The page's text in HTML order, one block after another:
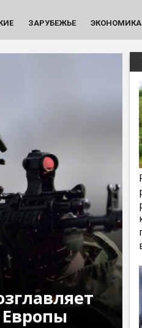
ЗАРУБЕЖЬЕ ЭКОНОМИКА